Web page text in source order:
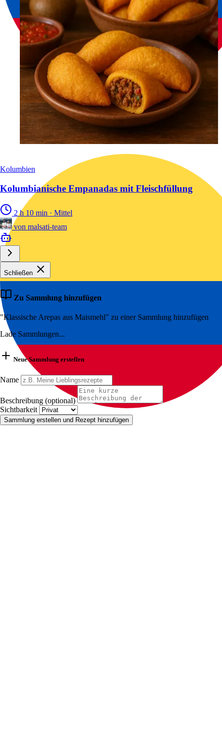
Kolumbien
Kolumbianische Empanadas mit Fleischfüllung
2 h 10 min · Mittel
von malsati-team
Schließen
Zu Sammlung hinzufügen
"Klassische Arepas aus Maismehl" zu einer Sammlung hinzufügen
Lade Sammlungen...
Neue Sammlung erstellen
Name
Beschreibung (optional)
Sichtbarkeit
Sammlung erstellen und Rezept hinzufügen